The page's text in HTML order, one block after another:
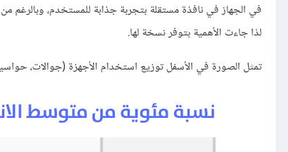
في الجهاز في نافذة مستقلة بتجربة جذابة للمستخدم، وبالرغم
لذا جاءت الأهمية بتوفر نسخة لها.
تمثل الصورة في الأسفل توزيع استخدام الأجهزة (جوالات،